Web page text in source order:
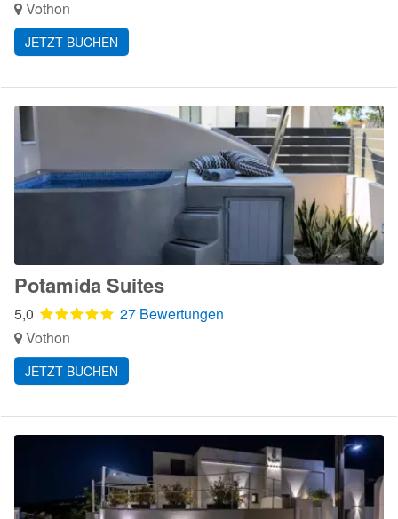
Vothon
JETZT BUCHEN
Potamida Suites
5,0
27 Bewertungen
Vothon
JETZT BUCHEN